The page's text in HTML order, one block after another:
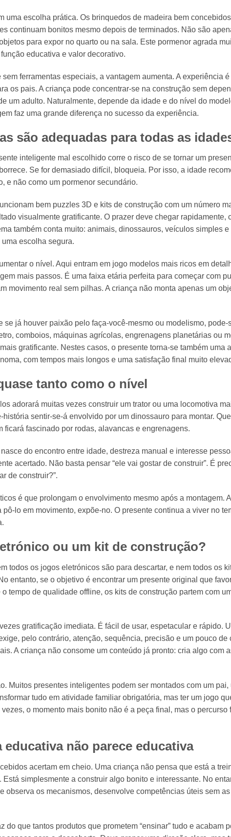
uma escolha prática. Os brinquedos de madeira bem
continuam bonitos mesmo depois de terminados. Não são
para expor no quarto ou na sala. Este pormenor agrada
educativa e valor decorativo.
ferramentas especiais, a vantagem aumenta. A experiência
os pais. A criança pode concentrar-se na construção sem
um adulto. Naturalmente, depende da idade e do nível do
faz uma grande diferença no sucesso da experiência.
são adequadas para todas as
inteligente mal escolhido corre o risco de se tornar um
Se for demasiado difícil, bloqueia. Por isso, a idade
e não como um pormenor secundário.
bem puzzles 3D e kits de construção com um número
visualmente gratificante. O prazer deve chegar rapidamente,
também conta muito: animais, dinossauros, veículos simples
escolha segura.
o nível. Aqui entram em jogo modelos mais ricos em
mais passos. É uma faixa etária perfeita para começar com
movimento real sem pilhas. A criança não monta apenas um
se já houver paixão pelo faça-você-mesmo ou modelismo, pode-
comboios, máquinas agrícolas, engrenagens planetárias ou
gratificante. Nestes casos, o presente torna-se também uma
com tempos mais longos e uma satisfação final muito
tanto como o nível
adorará muitas vezes construir um trator ou uma locomotiva
sentir-se-á envolvido por um dinossauro para montar.
ficará fascinado por rodas, alavancas e engrenagens.
do encontro entre idade, destreza manual e interesse
acertado. Não basta pensar “ele vai gostar de construir”. É
de construir?”.
é que prolongam o envolvimento mesmo após a montagem.
lo em movimento, expõe-no. O presente continua a viver no
ou um kit de construção?
todos os jogos eletrónicos são para descartar, e nem todos os
entanto, se o objetivo é encontrar um presente original que
tempo de qualidade offline, os kits de construção partem com
gratificação imediata. É fácil de usar, espetacular e rápido.
pelo contrário, atenção, sequência, precisão e um pouco de
A criança não consome um conteúdo já pronto: cria algo com
Muitos presentes inteligentes podem ser montados com um
tudo em atividade familiar obrigatória, mas ter um jogo
o momento mais bonito não é a peça final, mas o percurso
educativa não parece educativa
acertam em cheio. Uma criança não pensa que está a
simplesmente a construir algo bonito e interessante. No
observa os mecanismos, desenvolve competências úteis sem
do que tantos produtos que prometem “ensinar” tudo e acabam